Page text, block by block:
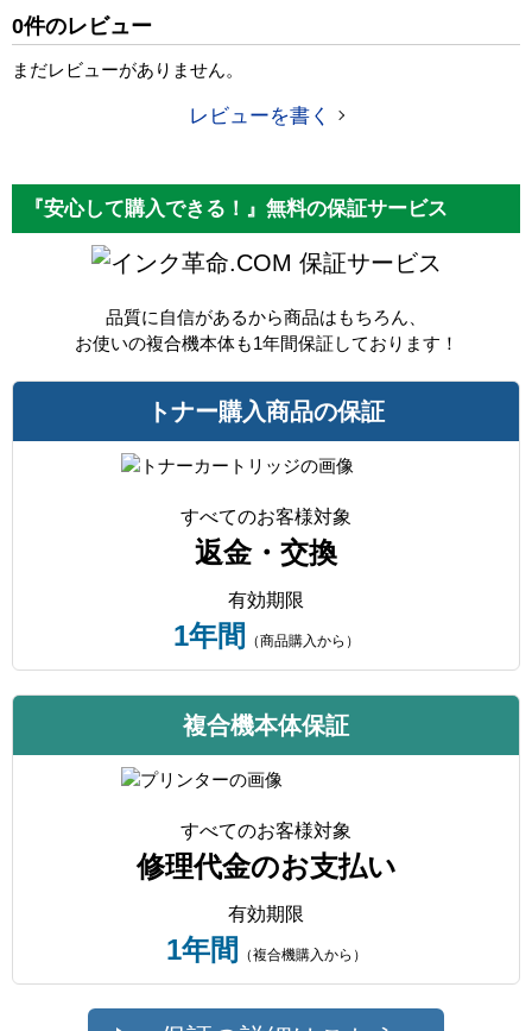
カラー ブラック
0件のレビュー
まだレビューがありません。
レビューを書く
『安心して購入できる！』無料の保証サービス
保証サービス
品質に自信があるから商品はもちろん、
お使いの複合機本体も1年間保証しております！
トナー購入商品の保証
すべてのお客様対象
返金・交換
有効期限
1年間 （商品購入から）
複合機本体保証
すべてのお客様対象
修理代金のお支払い
有効期限
1年間 （複合機購入から）